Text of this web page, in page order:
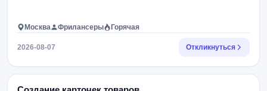
Москва Фрилансеры Горячая
2026-08-07 Откликнуться